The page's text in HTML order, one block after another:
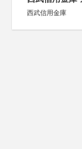
西武信用金庫